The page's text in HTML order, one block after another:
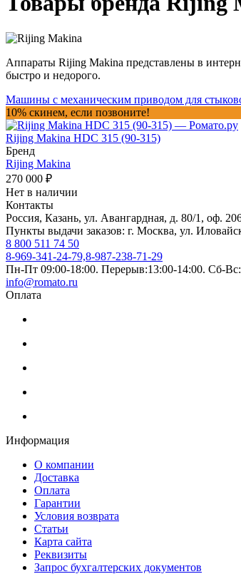
Аппараты Rijing Makina представлены в
быстро и недорого.
Машины с механическим приводом для
10% скинем, если позвоните!
Rijing Makina HDC 315 (90-315)
Бренд
Rijing Makina
270 000 ₽
Нет в наличии
Контакты
Россия, Казань, ул. Авангардная, д. 80/1, оф.
Пункты выдачи заказов: г. Москва, ул.
8 800 511 74 50
8-969-341-24-79,8-987-238-71-29
Пн-Пт 09:00-18:00. Перерыв:13:00-14:00. Сб-
info@romato.ru
Оплата
Информация
О компании
Доставка
Оплата
Гарантии
Условия возврата
Статьи
Карта сайта
Реквизиты
Запрос бухгалтерских документов